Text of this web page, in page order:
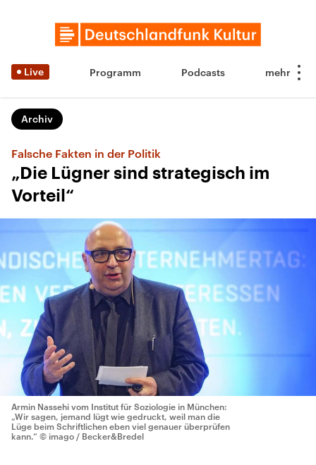
Live Programm Podcasts
Archiv
Falsche Fakten in der Politik
„Die Lügner sind strategisch im
Vorteil“
Armin Nassehi vom Institut für Soziologie in München:
„Wir sagen, jemand lügt wie gedruckt, weil man die
Lüge beim Schriftlichen eben viel genauer überprüfen
kann.“ © imago / Becker&Bredel